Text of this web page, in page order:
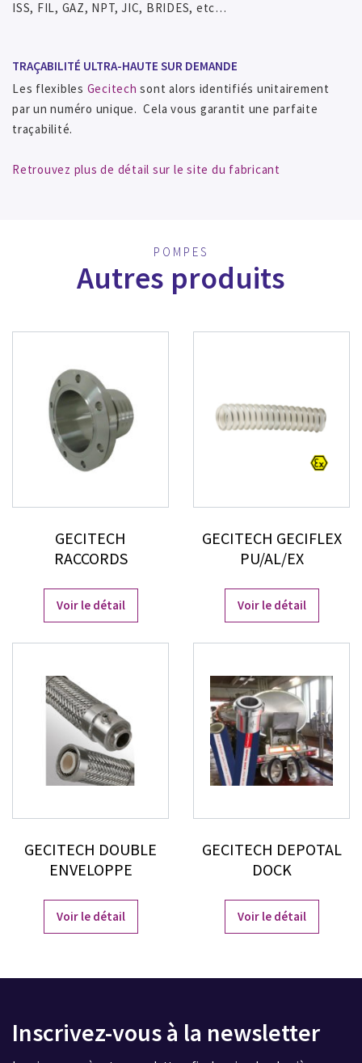
ISS, FIL, GAZ, NPT, JIC, BRIDES, etc…
TRAÇABILITÉ ULTRA-HAUTE SUR DEMANDE
Les flexibles Gecitech sont alors identifiés unitairement
par un numéro unique. Cela vous garantit une parfaite
traçabilité.
Retrouvez plus de détail sur le site du fabricant
POMPES
Autres produits
GECITECH
RACCORDS
Voir le détail
GECITECH GECIFLEX
PU/AL/EX
Voir le détail
GECITECH DOUBLE
ENVELOPPE
Voir le détail
GECITECH DEPOTAL
DOCK
Voir le détail
Inscrivez-vous à la newsletter